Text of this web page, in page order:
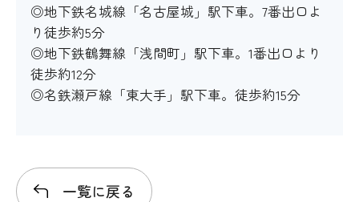
◎地下鉄名城線「名古屋城」駅下車。7番出口よ
り徒歩約5分
◎地下鉄鶴舞線「浅間町」駅下車。1番出口より
徒歩約12分
◎名鉄瀬戸線「東大手」駅下車。徒歩約15分
一覧に戻る